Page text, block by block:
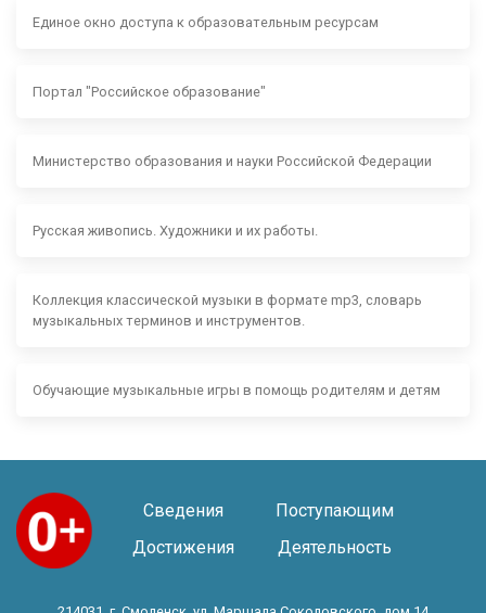
Единое окно доступа к образовательным ресурсам
Портал "Российское образование"
Министерство образования и науки Российской Федерации
Русская живопись. Художники и их работы.
Коллекция классической музыки в формате mp3, словарь
музыкальных терминов и инструментов.
Обучающие музыкальные игры в помощь родителям и детям
Сведения
Поступающим
Достижения
Деятельность